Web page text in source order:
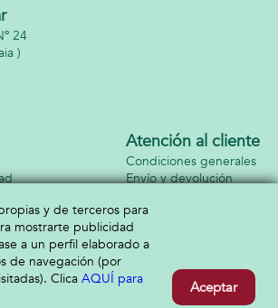
24
)
Atención al cliente
Condiciones generales
Envío y devolución
y de terceros para
mostrarte publicidad
a un perfil elaborado a
de navegación (por
Clica AQUÍ para
Aceptar